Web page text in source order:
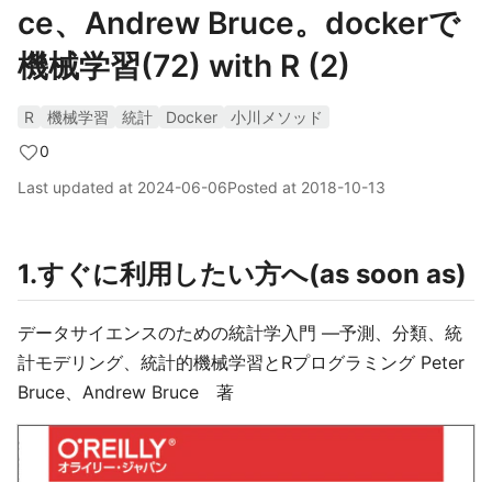
ce、Andrew Bruce。dockerで
機械学習(72) with R (2)
R 機械学習 統計 Docker
小川メソッド
0
Last updated at 2024-06-06Posted at 2018-10-13
1.すぐに利用したい方へ(as soon as)
データサイエンスのための統計学入門 ―予測、分類、統
計モデリング、統計的機械学習とRプログラミング Peter
Bruce、Andrew Bruce 著